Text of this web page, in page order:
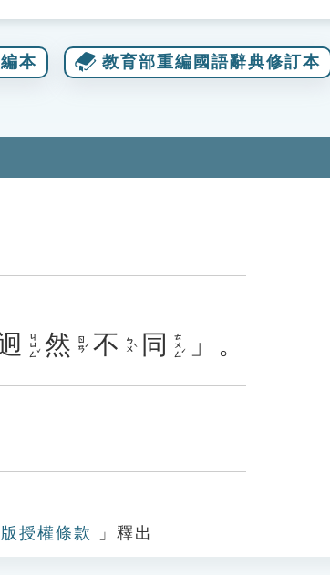
本 教育部重編國語辭典修訂本
ㄐㄩㄥˇ 然 ㄖㄢˊ 不 ㄅㄨˋ 同 ㄊㄨㄥˊ 」。
授權條款 」釋出